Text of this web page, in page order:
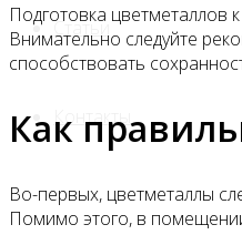
Статьи
Контакты
Подготовка цветметаллов
Внимательно следуйте
способствовать
Как
Во-первых, цветметаллы
Помимо этого, в